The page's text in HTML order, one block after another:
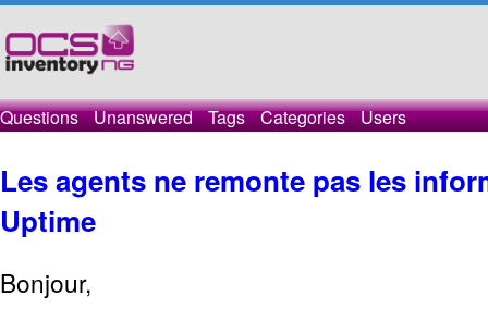
Questions Unanswered Tags Categories Users
Les agents ne remonte pas les
Uptime
Bonjour,